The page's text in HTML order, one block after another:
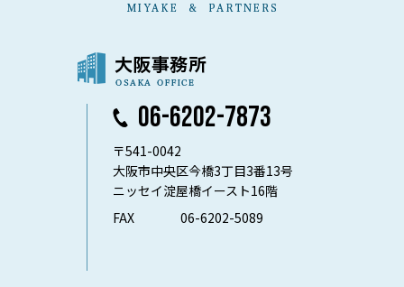
06-6202-7873
〒541-0042
大阪市中央区今橋3丁目3番13号
ニッセイ淀屋橋イースト16階
FAX
06-6202-5089